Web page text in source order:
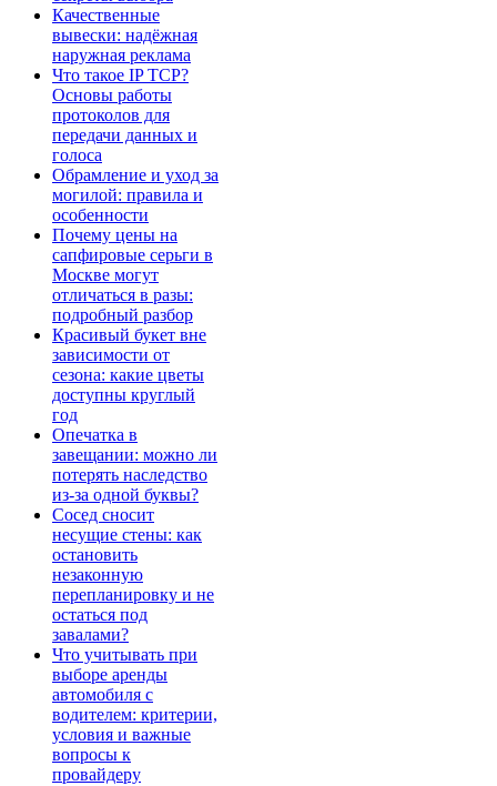
Качественные
вывески: надёжная
наружная реклама
Что такое IP TCP?
Основы работы
протоколов для
передачи данных и
голоса
Обрамление и уход за
могилой: правила и
особенности
Почему цены на
сапфировые серьги в
Москве могут
отличаться в разы:
подробный разбор
Красивый букет вне
зависимости от
сезона: какие цветы
доступны круглый
год
Опечатка в
завещании: можно ли
потерять наследство
из-за одной буквы?
Сосед сносит
несущие стены: как
остановить
незаконную
перепланировку и не
остаться под
завалами?
Что учитывать при
выборе аренды
автомобиля с
водителем: критерии,
условия и важные
вопросы к
провайдеру